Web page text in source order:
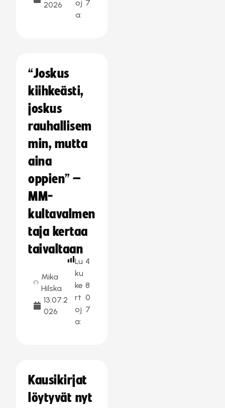
2026
oj
a:
7
“Joskus
kiihkeästi,
joskus
rauhallisem
min, mutta
aina
oppien” –
MM-
kultavalmen
taja kertaa
taivaltaan
Mika
Hilska
13.07.2
026
Lu
ku
ke
rt
oj
a:
4
8
0
7
Kausikirjat
löytyvät nyt